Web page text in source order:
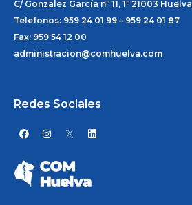
C/ Gonzalez García nº 11, 1º 21003 Huelva
Telefonos: 959 24 01 99 – 959 24 01 87
Fax: 959 54 12 00
administracion@comhuelva.com
Redes Sociales
F
a
e
b
o
o
I
n
a
g
r
L
i
i